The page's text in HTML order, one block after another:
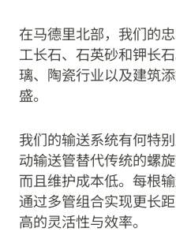
在马德里北部，我们的
工长石、石英砂和钾长
璃、陶瓷行业以及建筑
盛。
我们的输送系统有何特
动输送管替代传统的螺
而且维护成本低。每根
通过多管组合实现更长
高的灵活性与效率。